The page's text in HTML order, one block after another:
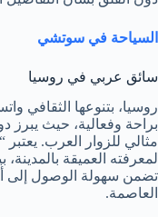
السياحة في سوتشي
سائق عربي في روسيا
روسيا، بتنوعها الثقافي
براحة وفعالية، حيث
مثالي للزوار العرب.
لمعرفته العميقة
تضمن سهولة الوصول إلى
العاصمة.